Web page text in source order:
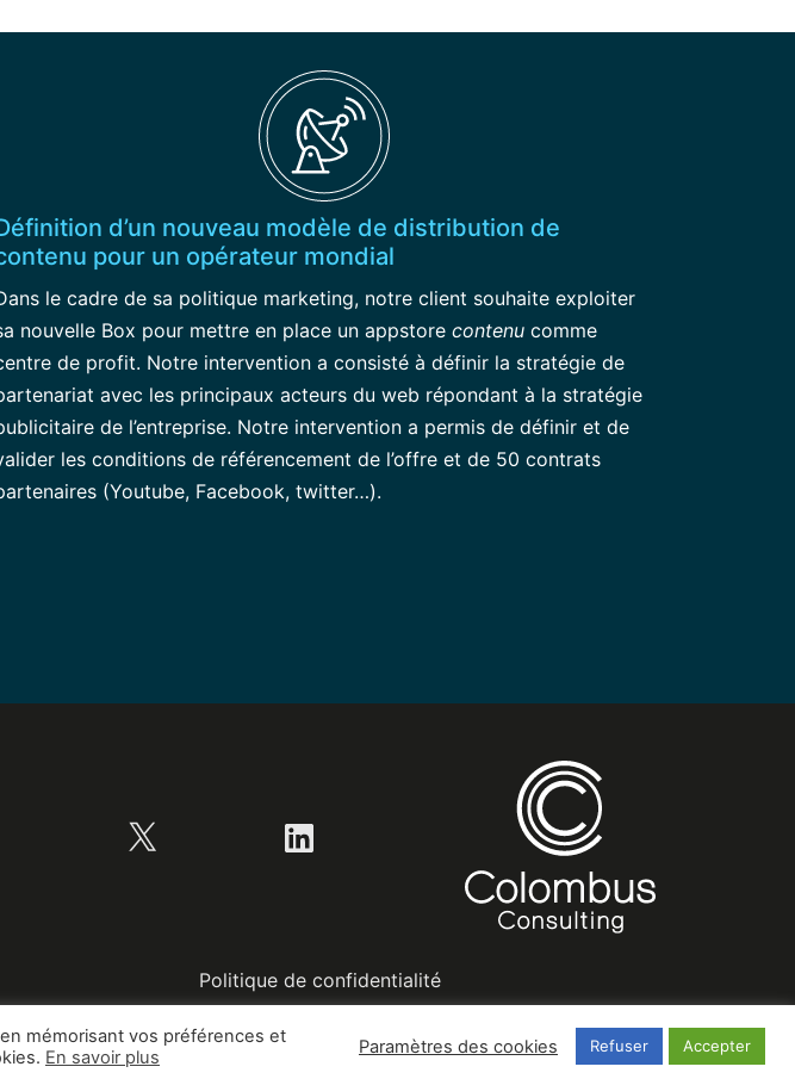
d’un nouveau modèle de distribution de
pour un opérateur mondial
le cadre de sa politique marketing, notre client souhaite exploiter
nouvelle Box pour mettre en place un appstore contenu comme
de profit. Notre intervention a consisté à définir la stratégie de
avec les principaux acteurs du web répondant à la stratégie
de l’entreprise. Notre intervention a permis de définir et de
les conditions de référencement de l’offre et de 50 contrats
(Youtube, Facebook, twitter…).
LinkedIn
Politique de confidentialité
mémorisant vos préférences et
En savoir plus Paramètres des cookies Refuser Accepter